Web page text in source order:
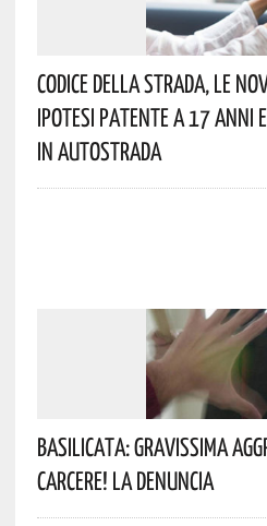
Codice Della Strada, Le
Ipotesi Patente A 17 Anni
In Autostrada
Basilicata: Gravissima
Carcere! La Denuncia